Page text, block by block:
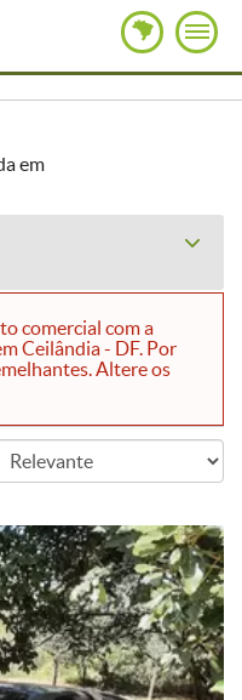
em
comercial com a
Ceilândia - DF. Por
Altere os